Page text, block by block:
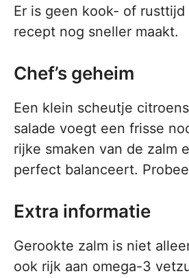
Er is geen kook- of
recept nog sneller maakt.
Chef’s geheim
Een klein scheutje
salade voegt een frisse
rijke smaken van de zalm
perfect balanceert.
Extra informatie
Gerookte zalm is niet
ook rijk aan omega-3